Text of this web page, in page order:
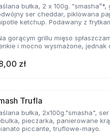
bułka, 2 x 100g.
ser cheddar, piklowana
ketchup. Podawany z
gorącym grillu mięso
i mocno wysmażone, jednak
soczystość.
zł
Trufla
bułka, 2x100g."smasha",
pieczarka, panierowane
piccante, truflowe-mayo.